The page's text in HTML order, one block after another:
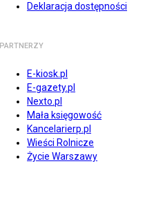
Deklaracja dostępności
PARTNERZY
E-kiosk.pl
E-gazety.pl
Nexto.pl
Mała księgowość
Kancelarierp.pl
Wieści Rolnicze
Życie Warszawy